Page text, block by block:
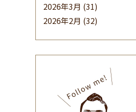
2026年3月 (31)
2026年2月 (32)
(32)
2025年9月(30)
2025年8月(31)